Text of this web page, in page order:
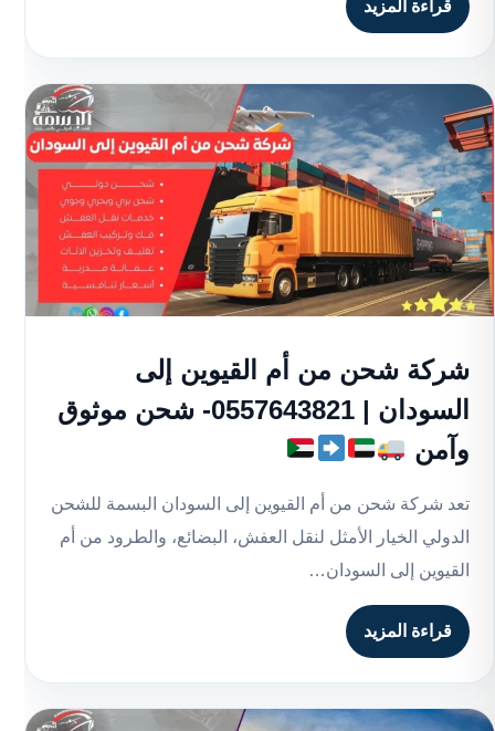
قراءة المزيد
شركة شحن من أم القيوين إلى
السودان | 0557643821- شحن موثوق
وآمن
تعد شركة شحن من أم القيوين إلى السودان البسمة للشحن
الدولي الخيار الأمثل لنقل العفش، البضائع، والطرود من أم
القيوين إلى السودان…
قراءة المزيد